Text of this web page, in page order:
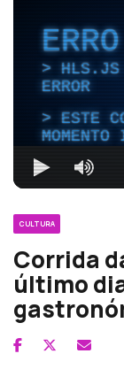
HLS.JS
ERROR
ESTE
CULTURA
Corrida
último